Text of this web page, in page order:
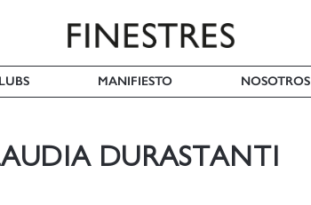
MANIFIESTO NOSOTROS
DURASTANTI